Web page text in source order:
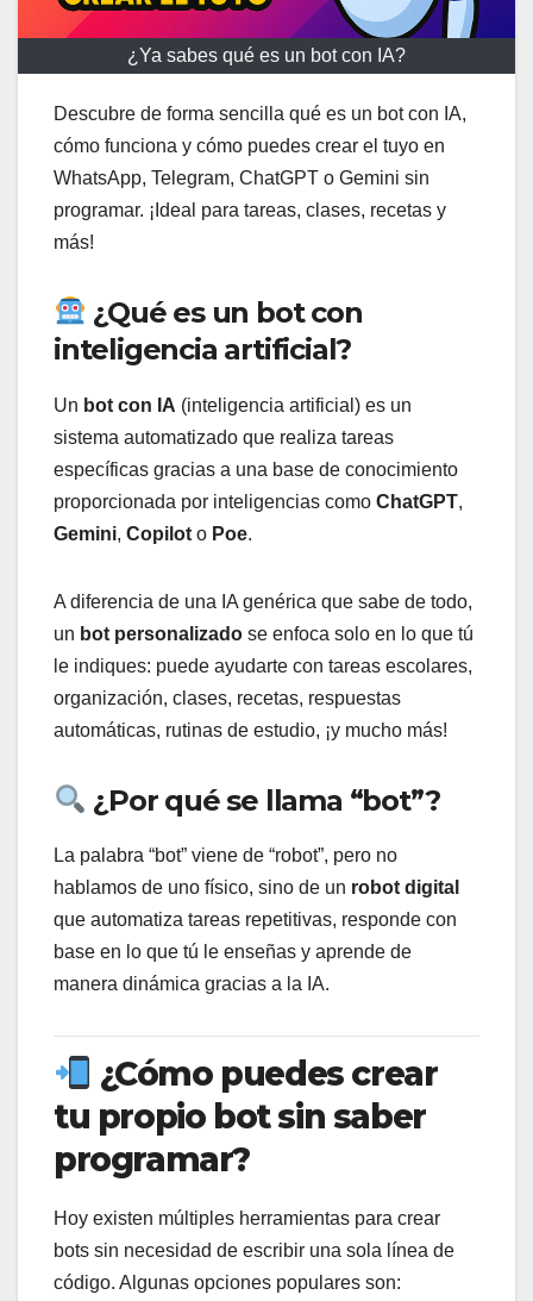
¿Ya sabes qué es un bot con IA?
Descubre de forma sencilla qué es un bot con IA,
cómo funciona y cómo puedes crear el tuyo en
WhatsApp, Telegram, ChatGPT o Gemini sin
programar. ¡Ideal para tareas, clases, recetas y
más!
¿Qué es un bot con
inteligencia artificial?
Un bot con IA (inteligencia artificial) es un
sistema automatizado que realiza tareas
específicas gracias a una base de conocimiento
proporcionada por inteligencias como ChatGPT,
Gemini, Copilot o Poe.
A diferencia de una IA genérica que sabe de todo,
un bot personalizado se enfoca solo en lo que tú
le indiques: puede ayudarte con tareas escolares,
organización, clases, recetas, respuestas
automáticas, rutinas de estudio, ¡y mucho más!
¿Por qué se llama “bot”?
La palabra “bot” viene de “robot”, pero no
hablamos de uno físico, sino de un robot digital
que automatiza tareas repetitivas, responde con
base en lo que tú le enseñas y aprende de
manera dinámica gracias a la IA.
¿Cómo puedes crear
tu propio bot sin saber
programar?
Hoy existen múltiples herramientas para crear
bots sin necesidad de escribir una sola línea de
código. Algunas opciones populares son: